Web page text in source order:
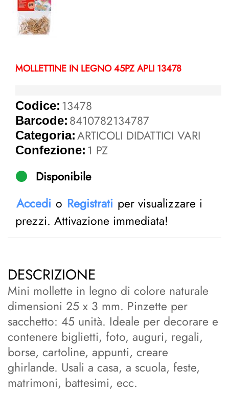
MOLLETTINE IN LEGNO 45PZ APLI 13478
Codice: 13478
Barcode: 8410782134787
Categoria:ARTICOLI DIDATTICI VARI
Confezione: 1 PZ
Disponibile
Accedi o Registrati per visualizzare i
prezzi. Attivazione immediata!
DESCRIZIONE
Mini mollette in legno di colore naturale
dimensioni 25 x 3 mm. Pinzette per
sacchetto: 45 unità. Ideale per decorare e
contenere biglietti, foto, auguri, regali,
borse, cartoline, appunti, creare
ghirlande. Usali a casa, a scuola, feste,
matrimoni, battesimi, ecc.